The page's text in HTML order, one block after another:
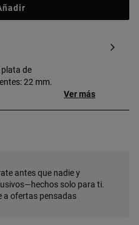
plata de
22 mm.
Ver más
antes que nadie y
solo para ti.
a ofertas pensadas